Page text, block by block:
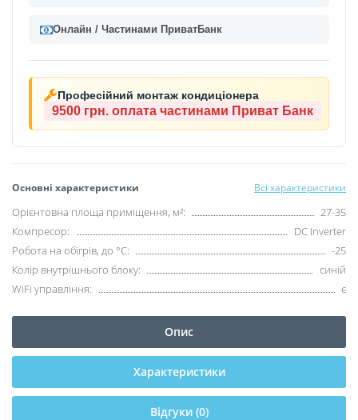
Онлайн / Частинами ПриватБанк
Професійний монтаж кондиціонера
9500 грн. оплата частинами Приват Банк
Основні характеристики Всі характеристики
Орієнтовна площа приміщення, м²:
27-35
Компресор:
DC Inverter
Робота на обігрів, до °C:
-25
Колір внутрішнього блоку:
синій
WiFi управління:
є
Опис
Характеристики
Відгуки (0)